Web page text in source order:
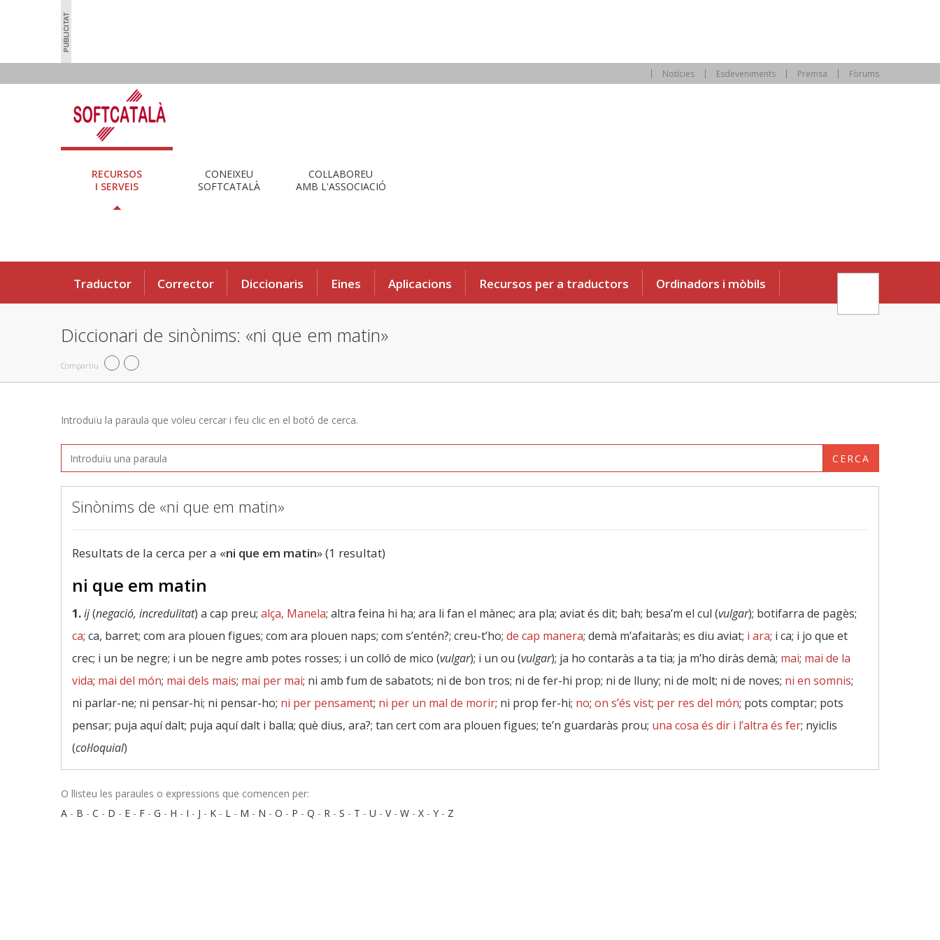
Notícies Esdeveniments Premsa Fòrums
RECURSOS
I SERVEIS
CONEIXEU
SOFTCATALÀ
COL·LABOREU
AMB L'ASSOCIACIÓ
Traductor Corrector Diccionaris Eines Aplicacions Recursos per a traductors Ordinadors i mòbils
Diccionari de sinònims: «ni que em matin»
Compartiu
Introduïu la paraula que voleu cercar i feu clic en el botó de cerca.
CERCA
Sinònims de «ni que em matin»
Resultats de la cerca per a «ni que em matin» (1 resultat)
ni que em matin
1.ij(negació, incredulitat) a cap preu; alça, Manela; altra feina hi ha; ara li fan el mànec; ara pla; aviat és dit; bah; besa’m el cul (vulgar); botifarra de pagès;
ca; ca, barret; com ara plouen figues; com ara plouen naps; com s’entén?; creu-t’ho; de cap manera; demà m’afaitaràs; es diu aviat; i ara; i ca; i jo que et
crec; i un be negre; i un be negre amb potes rosses; i un colló de mico (vulgar); i un ou (vulgar); ja ho contaràs a ta tia; ja m’ho diràs demà; mai; mai de la
vida; mai del món; mai dels mais; mai per mai; ni amb fum de sabatots; ni de bon tros; ni de fer-hi prop; ni de lluny; ni de molt; ni de noves; ni en somnis;
ni parlar-ne; ni pensar-hi; ni pensar-ho; ni per pensament; ni per un mal de morir; ni prop fer-hi; no; on s’és vist; per res del món; pots comptar; pots
pensar; puja aquí dalt; puja aquí dalt i balla; què dius, ara?; tan cert com ara plouen figues; te’n guardaràs prou; una cosa és dir i l’altra és fer; nyiclis
(col·loquial)
O llisteu les paraules o expressions que comencen per:
A - B - C - D - E - F - G - H - I - J - K - L - M - N - O - P - Q - R - S - T - U - V- W - X - Y - Z